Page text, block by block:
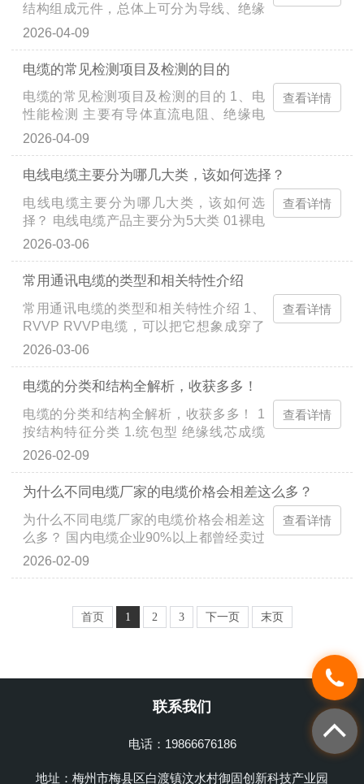
结构组成元件，总体上可分为导线、绝缘
层、屏蔽和护层这四个主要结构组成部分
使用要求和应用场合...
2026-04-09
电缆的常见检测项目及检测的目的
电缆的常见检测项目及检测的目的 1、电
性能检测 主要有导体直流电阻、绝缘电
阻、成品电压试验及绝缘线芯间电压试
电缆的电传输性能，直接...
2026-04-09
查看详情
电线电缆主要分为哪几大类，该如何选择？
电线电缆主要分为哪几大类，该如何选
择？ 电线电缆产品主要分为5大类 01裸电
线及裸导体制品 本类产品的主要特征是：
铝绞线、铜铝汇流排、...
2026-03-06
查看详情
常用通讯电缆的类型和相关特性介绍
常用通讯电缆的类型和相关特性介绍 1、
RVVP RVVP电缆，可以把它想象成穿了
三层衣服的软电线。最里面是柔软的铜导
层，相当于给电线穿上保暖内...
2026-03-06
查看详情
电缆的分类和结构全解析，收获多多！
电缆的分类和结构全解析，收获多多！ 1
按结构特征分类 1.统包型 绝缘线芯成缆
后，外面包有统包绝缘，并置于同一内护
般用途。 2.分相型 主要...
2026-02-09
查看详情
为什么不同电缆厂家的电缆价格会相差这么多？
为什么不同电缆厂家的电缆价格会相差这
么多？ 国内电缆企业90%以上都曾经卖过
非标电缆，某行业老司机大方透露，这没
2026-02-09
查看详情
首页 1 2 3 下一页 末页
联系我们
电话：19866676186
地址：梅州市梅县区白渡镇汶水村御固创新科技产业园